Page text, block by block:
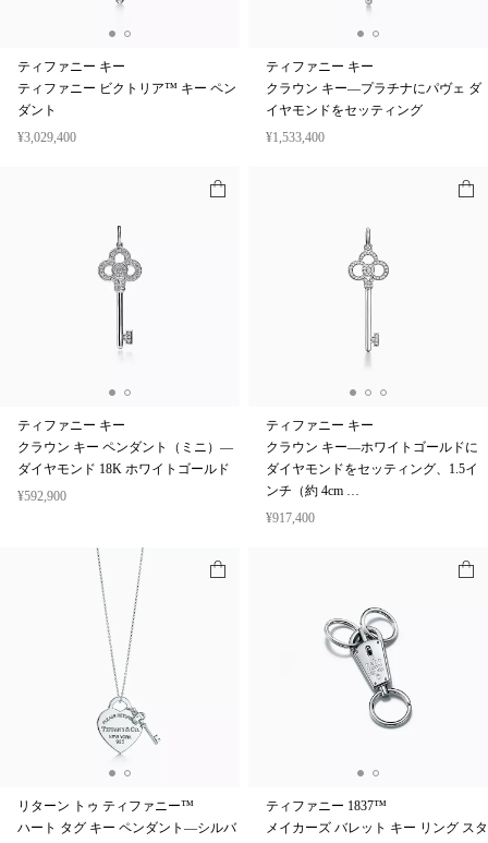
ティファニー キー
ティファニー ビクトリア™ キー ペン
ダント
¥3,029,400
ティファニー キー
クラウン キー—プラチナにパヴェ ダ
イヤモンドをセッティング
¥1,533,400
ティファニー キー
クラウン キー ペンダント（ミニ）—
ダイヤモンド 18K ホワイトゴールド
¥592,900
ティファニー キー
クラウン キー—ホワイトゴールドに
ダイヤモンドをセッティング、1.5イ
ンチ（約 4cm …
¥917,400
リターン トゥ ティファニー™
ハート タグ キー ペンダント—シルバ
ティファニー 1837™
メイカーズ バレット キー リング スタ